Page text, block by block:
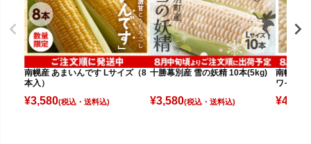
南幌産 あまいんです Lサイズ（8
本入）
¥3,580(税込)
十勝幕別産 雪の妖精 10本(5kg)
¥3,580(税込)
南幌産
ワイト
¥4,080